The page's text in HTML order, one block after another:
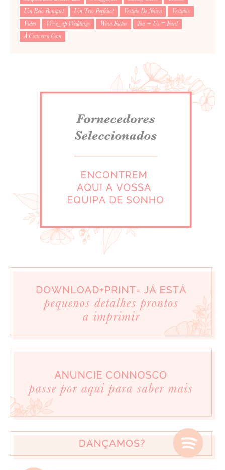
Um Belo Bouquet
Um Trio Perfeito! Vestido De Noiva
Vestidus
Video
Wise_up Weddings Wow Factor
You + Us = Fun!
À Conversa Com